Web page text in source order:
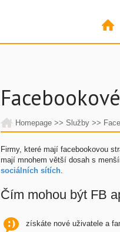
Homepage >> Služby >>
Firmy, které mají facebookovou
mají mnohem větší dosah s
sociálních sítích.
Čím mohou být FB
získáte nové uživatele a